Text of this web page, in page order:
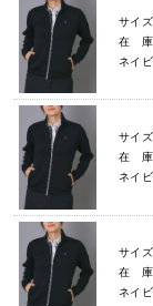
サイ
在 庫
ネイ
サイズ
在 庫
ネイ
サイ
在 庫
ネイ